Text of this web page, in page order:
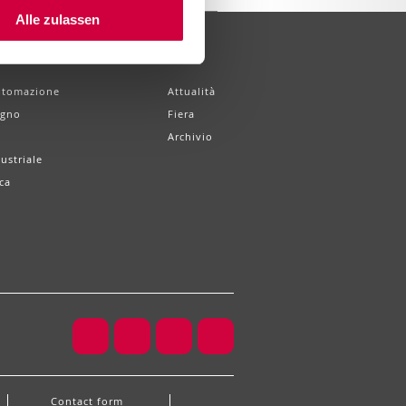
Alle zulassen
Attualità
Fiera
Archivio
Contact form